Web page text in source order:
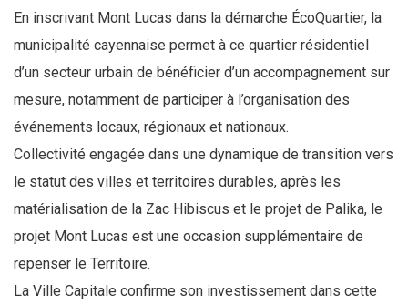
En inscrivant Mont Lucas dans la démarche ÉcoQuartier, la
municipalité cayennaise permet à ce quartier résidentiel
d’un secteur urbain de bénéficier d’un accompagnement sur
mesure, notamment de participer à l’organisation des
événements locaux, régionaux et nationaux.
Collectivité engagée dans une dynamique de transition vers
le statut des villes et territoires durables, après les
matérialisation de la Zac Hibiscus et le projet de Palika, le
projet Mont Lucas est une occasion supplémentaire de
repenser le Territoire.
La Ville Capitale confirme son investissement dans cette